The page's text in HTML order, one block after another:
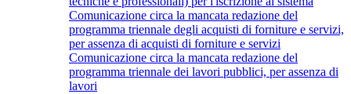
Comunicazione circa la mancata redazione del
programma triennale degli acquisti di forniture e servizi,
per assenza di acquisti di forniture e servizi
Comunicazione circa la mancata redazione del
programma triennale dei lavori pubblici, per assenza di
lavori